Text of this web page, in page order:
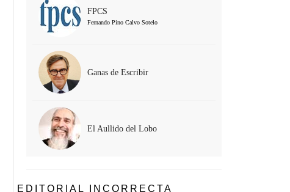
FPCS
Fernando Pino Calvo Sotelo
Ganas de Escribir
El Aullido del Lobo
EDITORIAL INCORRECTA